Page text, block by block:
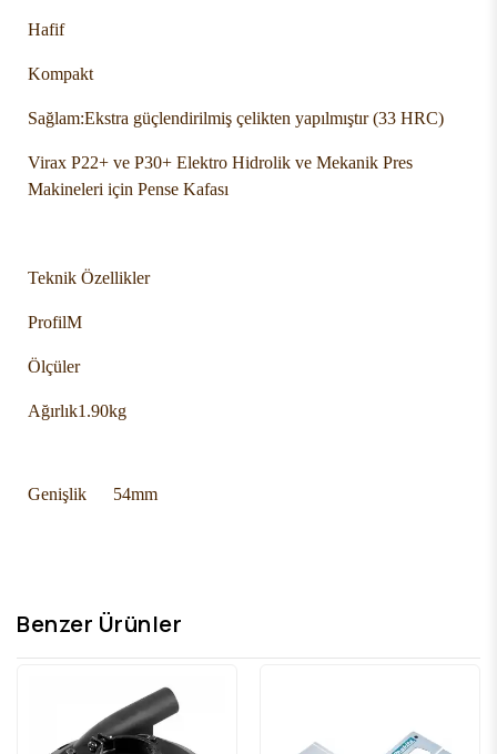
Hafif
Kompakt
Sağlam:Ekstra güçlendirilmiş çelikten yapılmıştır (33 HRC)
Virax P22+ ve P30+ Elektro Hidrolik ve Mekanik Pres
Makineleri için Pense Kafası
Teknik Özellikler
ProfilM
Ölçüler
Ağırlık1.90kg
Genişlik 54mm
Benzer Ürünler